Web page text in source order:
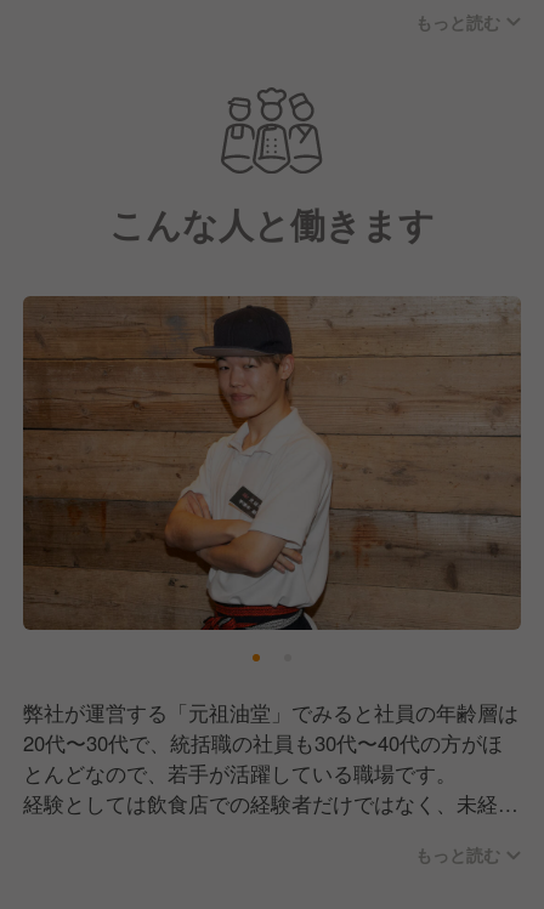
ン以来おかげさまで多くの方々にご来店いただいてい
これからも地域に根ざしたお店として、営業を続けて
現在は事業拡大(新規出店予定あり)と労働環境整備の
ために、未来の店長・幹部候補となっていただける人
材の採用に注力中です！
【元祖油堂について】
直営は「ギフトホールディングス」が運営、国内外含
め20店舗以上展開している人気ブランドです。
8年かけて開発したオリジナルの専用麺で作られる油
そばと、豊富な調味料で自分好みにアレンジ・カスタ
マイズできる楽しさが特徴となっています。
その中で私たち「株式会社プラーナ」では元祖油堂の
FC加盟企業として、東京・千葉エリアに店舗運営を
しています。
もっと読む
こんな人と働きます
弊社が運営する「元祖油堂」でみると社員の年齢層は
20代〜30代で、統括職の社員も30代〜40代の方がほ
とんどなので、若手が活躍している職場です。
経験としては飲食店での経験者だけではなく、未経験
もっと読む